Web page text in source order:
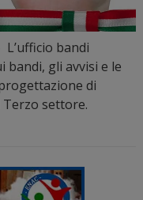
bandi
gli avvisi e le
di
settore.